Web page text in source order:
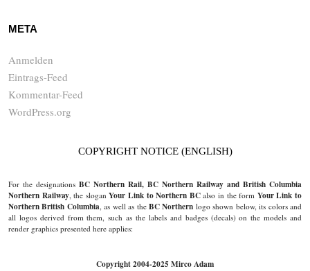
META
Anmelden
Eintrags-Feed
Kommentar-Feed
WordPress.org
COPYRIGHT NOTICE (ENGLISH)
For the designations BC Northern Rail, BC Northern Railway and British Columbia
Northern Railway, the sloganYour Link to Northern BCalso in the form Your Link to
Northern British Columbia, as well as theBC Northern logo shown below, its colors and
all logos derived from them, such as the labels and badges (decals) on the models and
render graphics presented here applies:
Copyright 2004-2025 Mirco Adam